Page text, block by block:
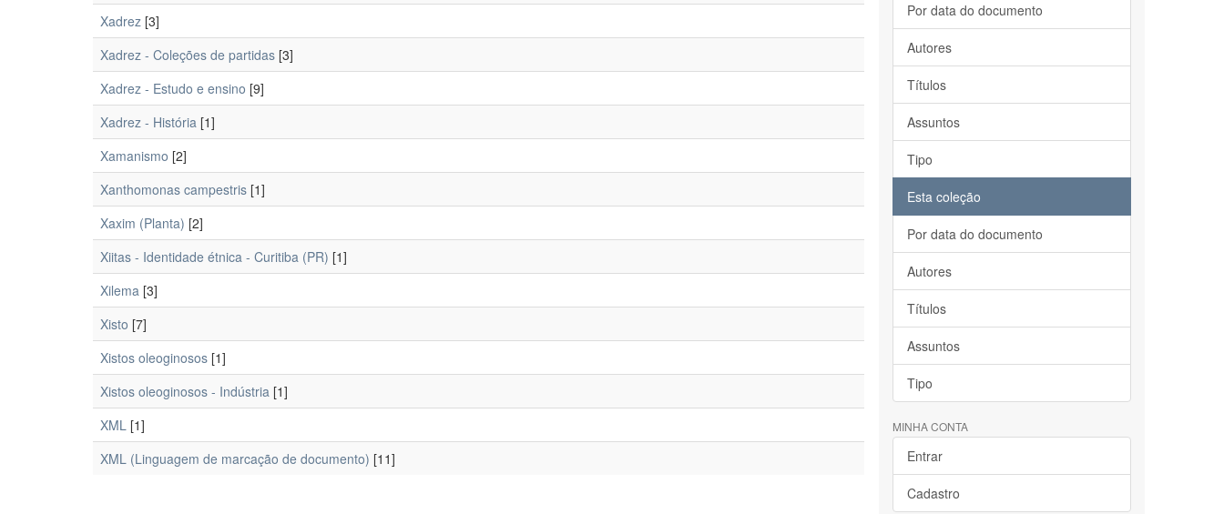
Xadrez [3]
Xadrez - Coleções de partidas [3]
Xadrez - Estudo e ensino [9]
Xadrez - História [1]
Xamanismo [2]
Xanthomonas campestris [1]
Xaxim (Planta) [2]
Xiitas - Identidade étnica - Curitiba (PR) [1]
Xilema [3]
Xisto [7]
Xistos oleoginosos [1]
Xistos oleoginosos - Indústria [1]
XML [1]
XML (Linguagem de marcação de documento) [11]
Por data do documento
Autores
Títulos
Assuntos
Tipo
Esta coleção
Por data do documento
Autores
Títulos
Assuntos
Tipo
MINHA CONTA
Entrar
Cadastro